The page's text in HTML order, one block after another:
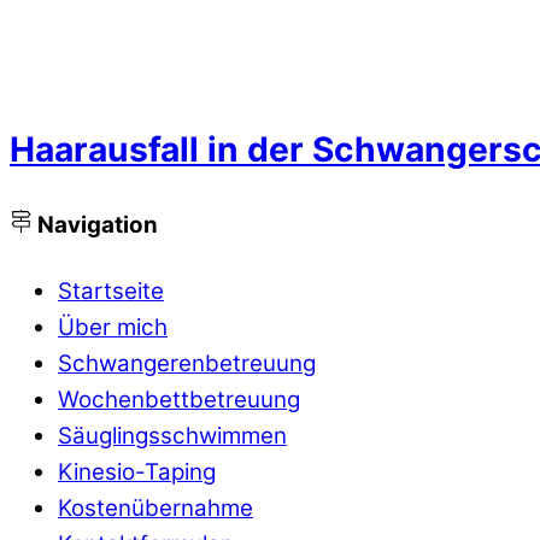
Haarausfall in der
Navigation
Startseite
Über mich
Schwangerenbetreuung
Wochenbettbetreuung
Säuglingsschwimmen
Kinesio-Taping
Kostenübernahme